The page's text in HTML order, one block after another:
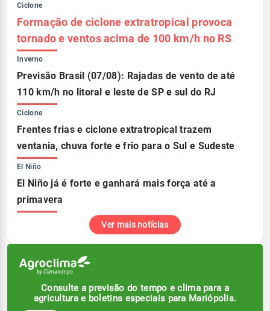
Ciclone
Formação de ciclone extratropical provoca
tornado e ventos acima de 100 km/h no RS
Inverno
Previsão Brasil (07/08): Rajadas de vento de até
110 km/h no litoral e leste de SP e sul do RJ
Ciclone
Frentes frias e ciclone extratropical trazem
ventania, chuva forte e frio para o Sul e Sudeste
El Niño
El Niño já é forte e ganhará mais força até a
primavera
Ver mais notícias
Consulte a previsão do tempo e clima para a
agricultura e boletins especiais para Mariópolis.